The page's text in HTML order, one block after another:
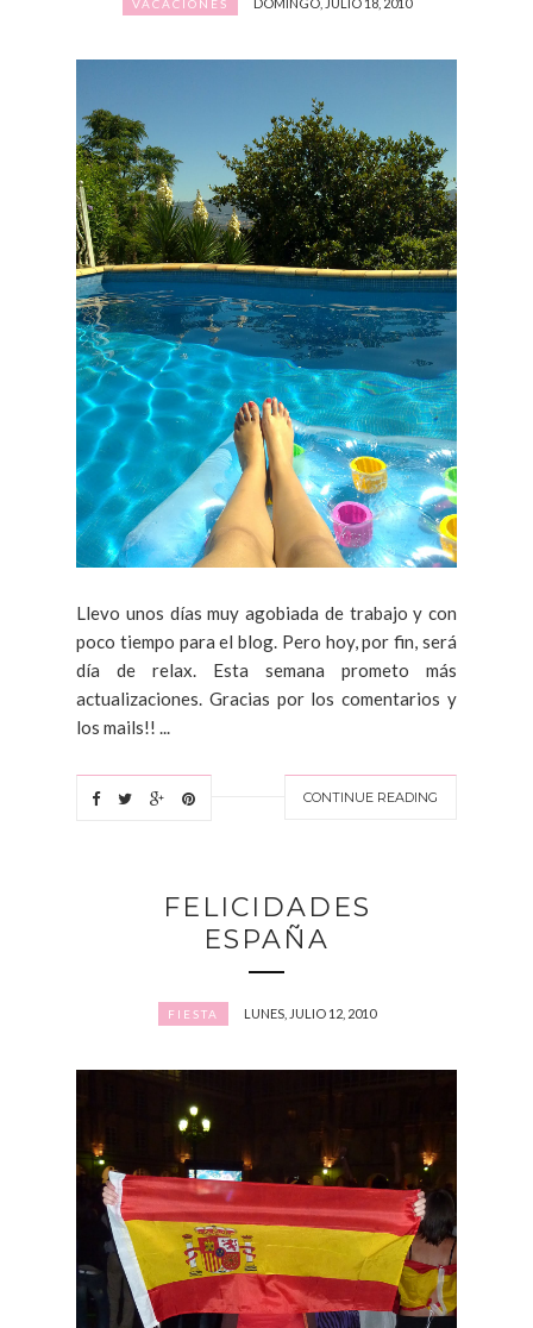
VACACIONES DOMINGO, JULIO 18, 2010
Llevo unos días muy agobiada de trabajo y con
poco tiempo para el blog. Pero hoy, por fin, será
día de relax. Esta semana prometo más
actualizaciones. Gracias por los comentarios y
los mails!! ...
CONTINUE READING
FELICIDADES
ESPAÑA
FIESTA LUNES, JULIO 12, 2010